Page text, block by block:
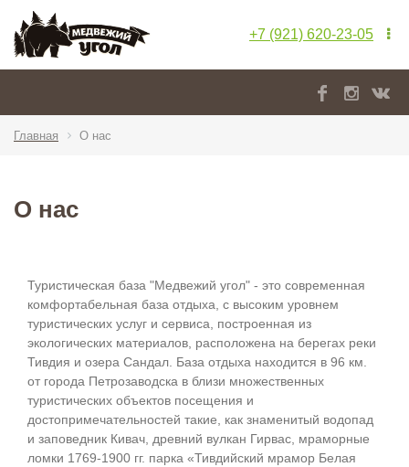
+7 (921) 620-23-05
Главная О нас
О нас
Туристическая база "Медвежий угол" - это современная
комфортабельная база отдыха, с высоким уровнем
туристических услуг и сервиса, построенная из
экологических материалов, расположена на берегах реки
Тивдия и озера Сандал. База отдыха находится в 96 км.
от города Петрозаводска в близи множественных
туристических объектов посещения и
достопримечательностей такие, как знаменитый водопад
и заповедник Кивач, древний вулкан Гирвас, мраморные
ломки 1769-1900 гг. парка «Тивдийский мрамор Белая